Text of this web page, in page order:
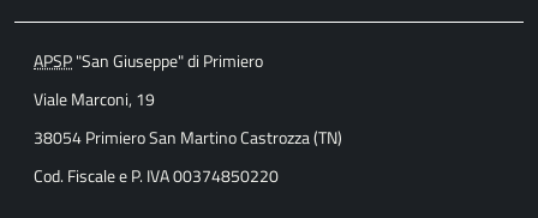
APSP"San Giuseppe" di Primiero
Viale Marconi, 19
38054 Primiero San Martino Castrozza (TN)
Cod. Fiscale e P. IVA 00374850220